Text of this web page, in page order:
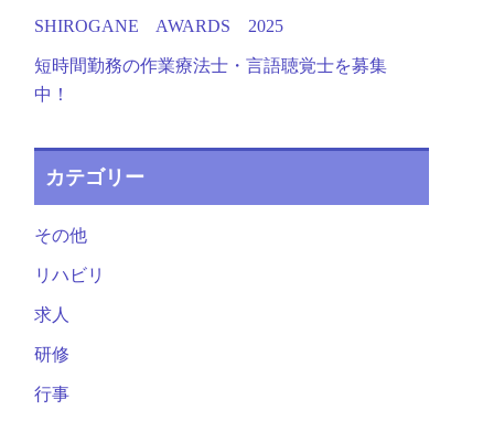
SHIROGANE AWARDS 2025
短時間勤務の作業療法士・言語聴覚士を募集
中！
カテゴリー
その他
リハビリ
求人
研修
行事